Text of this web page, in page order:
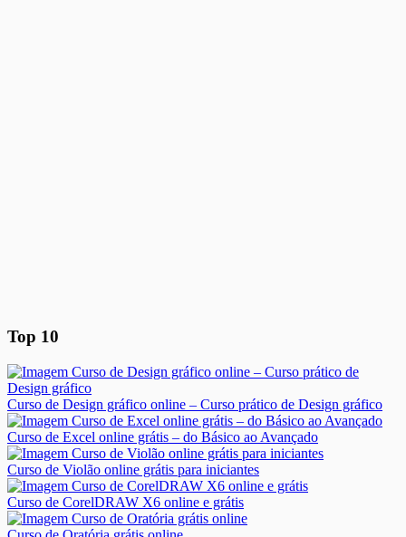
Top 10
Curso de Design gráfico online – Curso prático de Design gráfico
Curso de Excel online grátis – do Básico ao Avançado
Curso de Violão online grátis para iniciantes
Curso de CorelDRAW X6 online e grátis